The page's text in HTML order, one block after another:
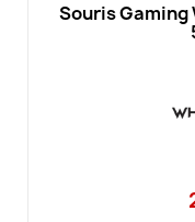
Souris Gaming